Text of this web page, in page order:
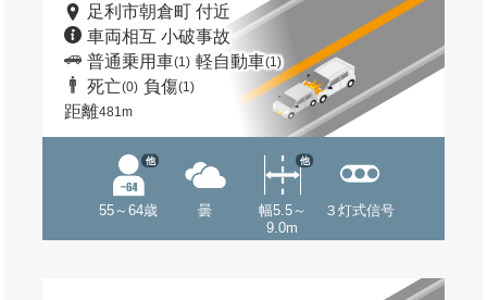
足利市朝倉町 付近
車両相互 小破事故
普通乗用車(1) 軽自動車(1)
死亡(0) 負傷(1)
距離481m
55～64歳
他
曇
幅5.5～
9.0m
他
３灯式信号